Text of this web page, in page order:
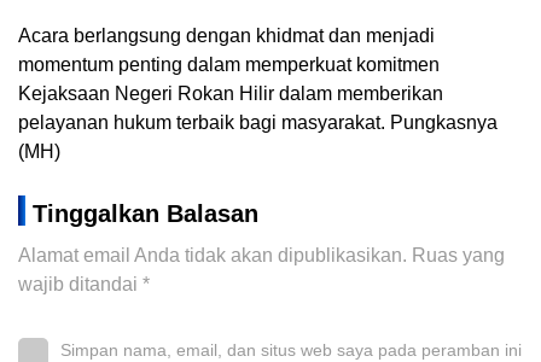
Acara berlangsung dengan khidmat dan menjadi
momentum penting dalam memperkuat komitmen
Kejaksaan Negeri Rokan Hilir dalam memberikan
pelayanan hukum terbaik bagi masyarakat. Pungkasnya
(MH)
Tinggalkan Balasan
Alamat email Anda tidak akan dipublikasikan. Ruas yang
wajib ditandai *
Simpan nama, email, dan situs web saya pada peramban ini